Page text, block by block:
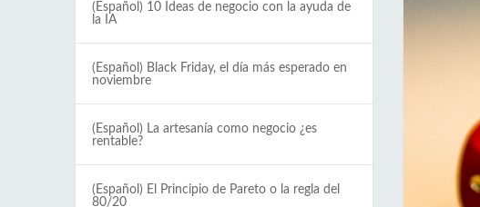
(Español) 10 Ideas de negocio con la ayuda de
la IA
(Español) Black Friday, el día más esperado en
noviembre
(Español) La artesanía como negocio ¿es
rentable?
(Español) El Principio de Pareto o la regla del
80/20